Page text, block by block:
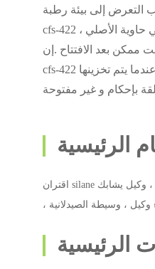
cfs-422 يجب أن تكون مخزنة في حاوية الأصلي ،
بعد الافتتاح .إن
cfs-422 الجرف الحياة هو 12 شهرا عندما يتم تخزينها